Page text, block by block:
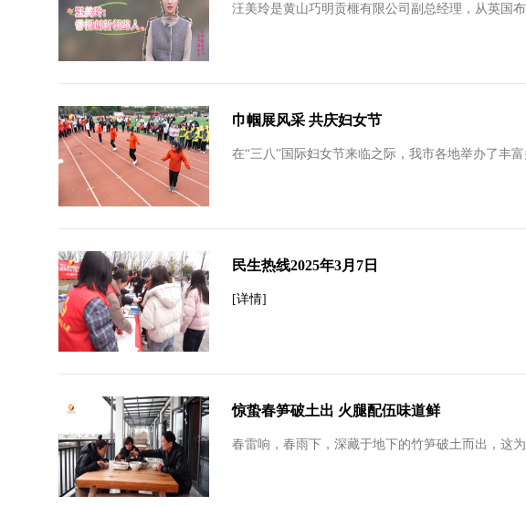
汪美玲是黄山巧明贡榧有限公司副总经理，从英国
巾帼展风采 共庆妇女节
在“三八”国际妇女节来临之际，我市各地举办了丰
民生热线2025年3月7日
[详情]
惊蛰春笋破土出 火腿配伍味道鲜
春雷响，春雨下，深藏于地下的竹笋破土而出，这